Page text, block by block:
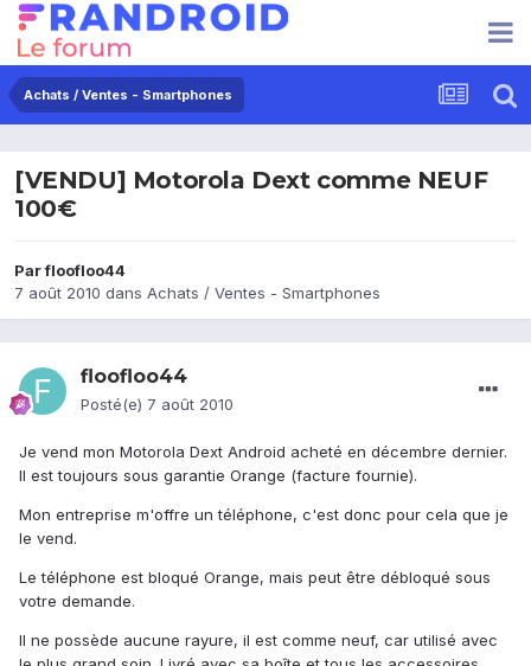
Achats / Ventes - Smartphones
[VENDU] Motorola Dext comme NEUF
100€
Parfloofloo44
7 août 2010 dans Achats / Ventes - Smartphones
floofloo44
Posté(e) 7 août 2010
Je vend mon Motorola Dext Android acheté en décembre dernier.
Il est toujours sous garantie Orange (facture fournie).
Mon entreprise m'offre un téléphone, c'est donc pour cela que je
le vend.
Le téléphone est bloqué Orange, mais peut être débloqué sous
votre demande.
Il ne possède aucune rayure, il est comme neuf, car utilisé avec